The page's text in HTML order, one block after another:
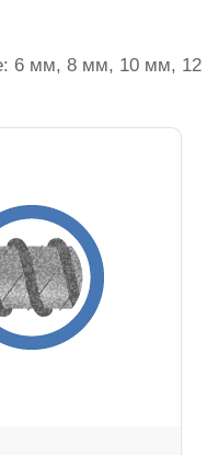
6 мм, 8 мм, 10 мм,